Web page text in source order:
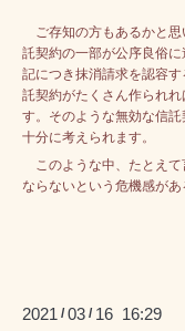
ご存知の方もあるかと思
託契約の一部が公序良俗
記につき抹消請求を認容
託契約がたくさん作られ
す。そのような無効な信
十分に考えられます。
このような中、たとえて
ならないという危機感があ
2021 /03 / 16 16:29